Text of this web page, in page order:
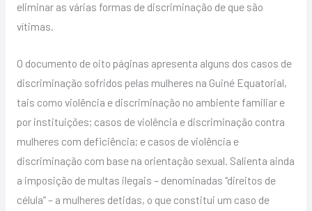
eliminar as várias formas de discriminação de que são
vítimas.
O documento de oito páginas apresenta alguns dos casos de
discriminação sofridos pelas mulheres na Guiné Equatorial,
tais como violência e discriminação no ambiente familiar e
por instituições; casos de violência e discriminação contra
mulheres com deficiência; e casos de violência e
discriminação com base na orientação sexual. Salienta ainda
a imposição de multas ilegais – denominadas “direitos de
célula” – a mulheres detidas, o que constitui um caso de